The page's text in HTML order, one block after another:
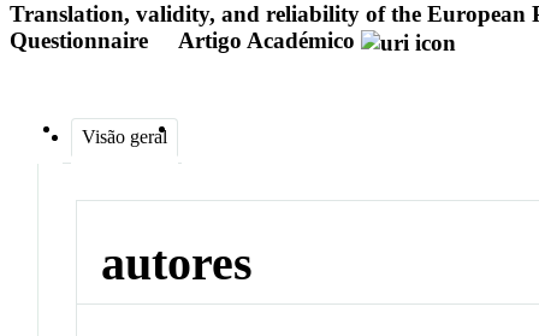
Translation, validity, and reliability of the European
Questionnaire
Artigo Académico
Visão geral
autores